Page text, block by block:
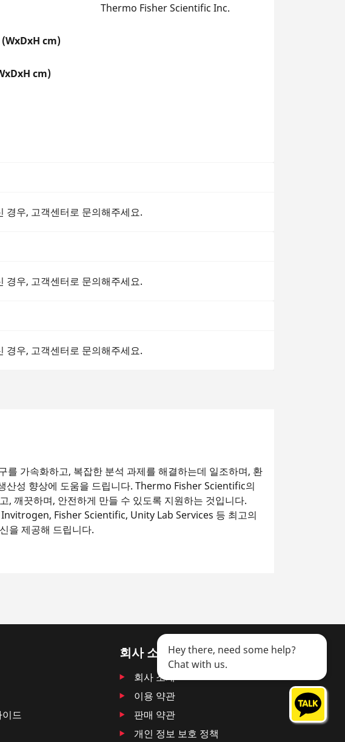
Thermo Fisher Scientific Inc.
cm)
cm)
경우, 고객센터로 문의해주세요.
경우, 고객센터로 문의해주세요.
경우, 고객센터로 문의해주세요.
가속화하고, 복잡한 분석 과제를 해결하는데 일조하며, 환
산성 향상에 도움을 드립니다. Thermo Fisher Scientific의
, 깨끗하며, 안전하게 만들 수 있도록 지원하는 것입니다.
Fisher Scientific, Unity Lab Services 등 최고의
을 제공해 드립니다.
드
회사 소개
회사 소개
이용 약관
판매 약관
개인 정보 보호 정책
Hey there, need some help?
Chat with us.